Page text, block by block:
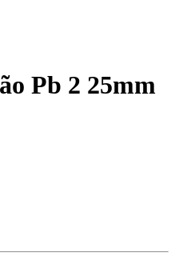
Pb 2 25mm